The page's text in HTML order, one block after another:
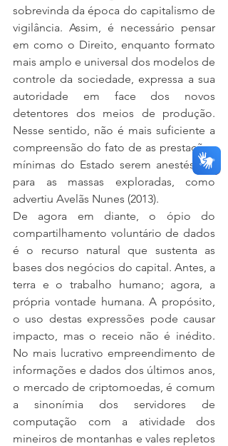
sobrevinda da época do capitalismo de
vigilância. Assim, é necessário pensar
em como o Direito, enquanto formato
mais amplo e universal dos modelos de
controle da sociedade, expressa a sua
autoridade em face dos novos
detentores dos meios de produção.
Nesse sentido, não é mais suficiente a
compreensão do fato de as prestações
mínimas do Estado serem anestésicos
para as massas exploradas, como
advertiu Avelãs Nunes (2013).
De agora em diante, o ópio do
compartilhamento voluntário de dados
é o recurso natural que sustenta as
bases dos negócios do capital. Antes, a
terra e o trabalho humano; agora, a
própria vontade humana. A propósito,
o uso destas expressões pode causar
impacto, mas o receio não é inédito.
No mais lucrativo empreendimento de
informações e dados dos últimos anos,
o mercado de criptomoedas, é comum
a sinonímia dos servidores de
computação com a atividade dos
mineiros de montanhas e vales repletos